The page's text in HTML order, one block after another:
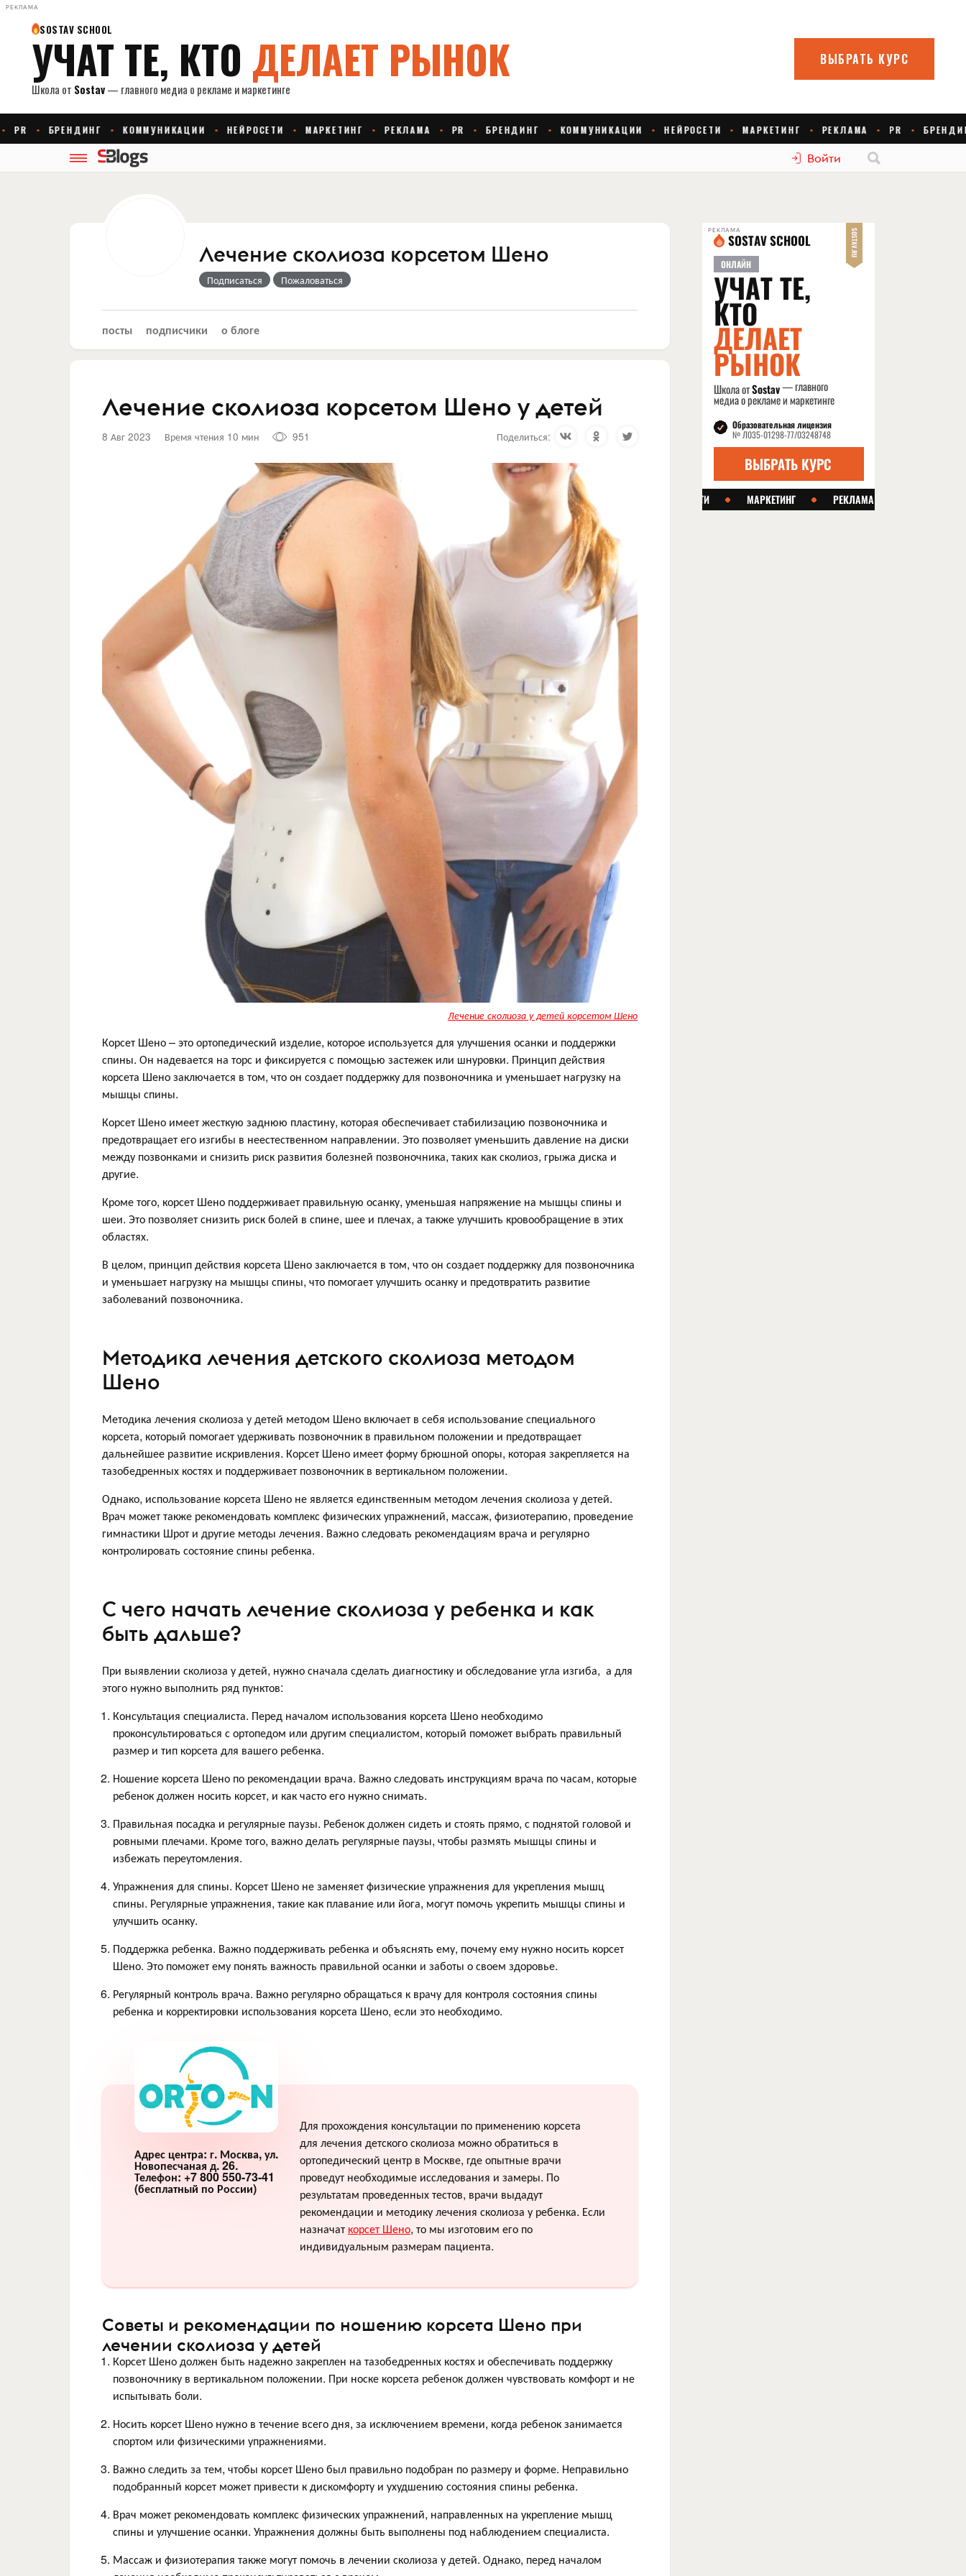
РЕКЛАМА
Войти
Лечение сколиоза корсетом Шено
Подписаться Пожаловаться
посты подписчики о блоге
Лечение сколиоза корсетом Шено у детей
8 Авг 2023 Время чтения 10 мин 951 Поделиться:
Лечение сколиоза у детей корсетом Шено
Корсет Шено – это ортопедический изделие, которое используется для улучшения осанки и поддержки
спины. Он надевается на торс и фиксируется с помощью застежек или шнуровки. Принцип действия
корсета Шено заключается в том, что он создает поддержку для позвоночника и уменьшает нагрузку на
мышцы спины.
Корсет Шено имеет жесткую заднюю пластину, которая обеспечивает стабилизацию позвоночника и
предотвращает его изгибы в неестественном направлении. Это позволяет уменьшить давление на диски
между позвонками и снизить риск развития болезней позвоночника, таких как сколиоз, грыжа диска и
другие.
Кроме того, корсет Шено поддерживает правильную осанку, уменьшая напряжение на мышцы спины и
шеи. Это позволяет снизить риск болей в спине, шее и плечах, а также улучшить кровообращение в этих
областях.
В целом, принцип действия корсета Шено заключается в том, что он создает поддержку для позвоночника
и уменьшает нагрузку на мышцы спины, что помогает улучшить осанку и предотвратить развитие
заболеваний позвоночника.
Методика лечения детского сколиоза методом
Шено
Методика лечения сколиоза у детей методом Шено включает в себя использование специального
корсета, который помогает удерживать позвоночник в правильном положении и предотвращает
дальнейшее развитие искривления. Корсет Шено имеет форму брюшной опоры, которая закрепляется на
тазобедренных костях и поддерживает позвоночник в вертикальном положении.
Однако, использование корсета Шено не является единственным методом лечения сколиоза у детей.
Врач может также рекомендовать комплекс физических упражнений, массаж, физиотерапию, проведение
гимнастики Шрот и другие методы лечения. Важно следовать рекомендациям врача и регулярно
контролировать состояние спины ребенка.
С чего начать лечение сколиоза у ребенка и как
быть дальше?
При выявлении сколиоза у детей, нужно сначала сделать диагностику и обследование угла изгиба, а для
этого нужно выполнить ряд пунктов:
Консультация специалиста. Перед началом использования корсета Шено необходимо
проконсультироваться с ортопедом или другим специалистом, который поможет выбрать правильный
размер и тип корсета для вашего ребенка.
Ношение корсета Шено по рекомендации врача. Важно следовать инструкциям врача по часам, которые
ребенок должен носить корсет, и как часто его нужно снимать.
Правильная посадка и регулярные паузы. Ребенок должен сидеть и стоять прямо, с поднятой головой и
ровными плечами. Кроме того, важно делать регулярные паузы, чтобы размять мышцы спины и
избежать переутомления.
Упражнения для спины. Корсет Шено не заменяет физические упражнения для укрепления мышц
спины. Регулярные упражнения, такие как плавание или йога, могут помочь укрепить мышцы спины и
улучшить осанку.
Поддержка ребенка. Важно поддерживать ребенка и объяснять ему, почему ему нужно носить корсет
Шено. Это поможет ему понять важность правильной осанки и заботы о своем здоровье.
Регулярный контроль врача. Важно регулярно обращаться к врачу для контроля состояния спины
ребенка и корректировки использования корсета Шено, если это необходимо.
Адрес центра: г. Москва, ул.
Новопесчаная д. 26.
Телефон: +7 800 550-73-41
(бесплатный по России)
Для прохождения консультации по применению корсета
для лечения детского сколиоза можно обратиться в
ортопедический центр в Москве, где опытные врачи
проведут необходимые исследования и замеры. По
результатам проведенных тестов, врачи выдадут
рекомендации и методику лечения сколиоза у ребенка. Если
назначат корсет Шено, то мы изготовим его по
индивидуальным размерам пациента.
Советы и рекомендации по ношению корсета Шено при
лечении сколиоза у детей
Корсет Шено должен быть надежно закреплен на тазобедренных костях и обеспечивать поддержку
позвоночнику в вертикальном положении. При носке корсета ребенок должен чувствовать комфорт и не
испытывать боли.
Носить корсет Шено нужно в течение всего дня, за исключением времени, когда ребенок занимается
спортом или физическими упражнениями.
Важно следить за тем, чтобы корсет Шено был правильно подобран по размеру и форме. Неправильно
подобранный корсет может привести к дискомфорту и ухудшению состояния спины ребенка.
Врач может рекомендовать комплекс физических упражнений, направленных на укрепление мышц
спины и улучшение осанки. Упражнения должны быть выполнены под наблюдением специалиста.
Массаж и физиотерапия также могут помочь в лечении сколиоза у детей. Однако, перед началом
РЕКЛАМА